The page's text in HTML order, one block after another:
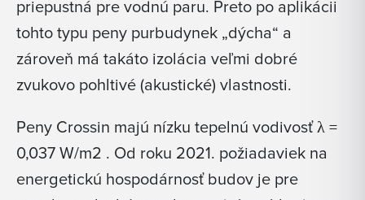
priepustná pre vodnú paru. Preto po aplikácii
tohto typu peny purbudynek „dýcha“ a
zároveň má takáto izolácia veľmi dobré
zvukovo pohltivé (akustické) vlastnosti.
Peny Crossin majú nízku tepelnú vodivosť λ =
0,037 W/m2 . Od roku 2021. požiadaviek na
energetickú hospodárnosť budov je pre